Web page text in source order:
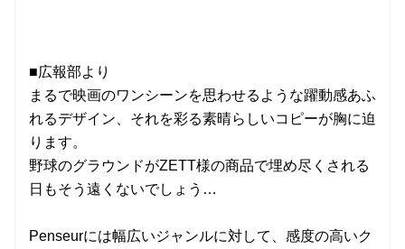
■広報部より
まるで映画のワンシーンを思わせるような躍動感あふ
れるデザイン、それを彩る素晴らしいコピーが胸に迫
ります。
野球のグラウンドがZETT様の商品で埋め尽くされる
日もそう遠くないでしょう…
Penseurには幅広いジャンルに対して、感度の高いク